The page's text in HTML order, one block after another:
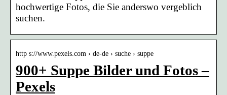
hochwertige Fotos, die Sie anderswo vergeblich
suchen.
http s://www.pexels.com › de-de › suche › suppe
900+ Suppe Bilder und Fotos –
Pexels